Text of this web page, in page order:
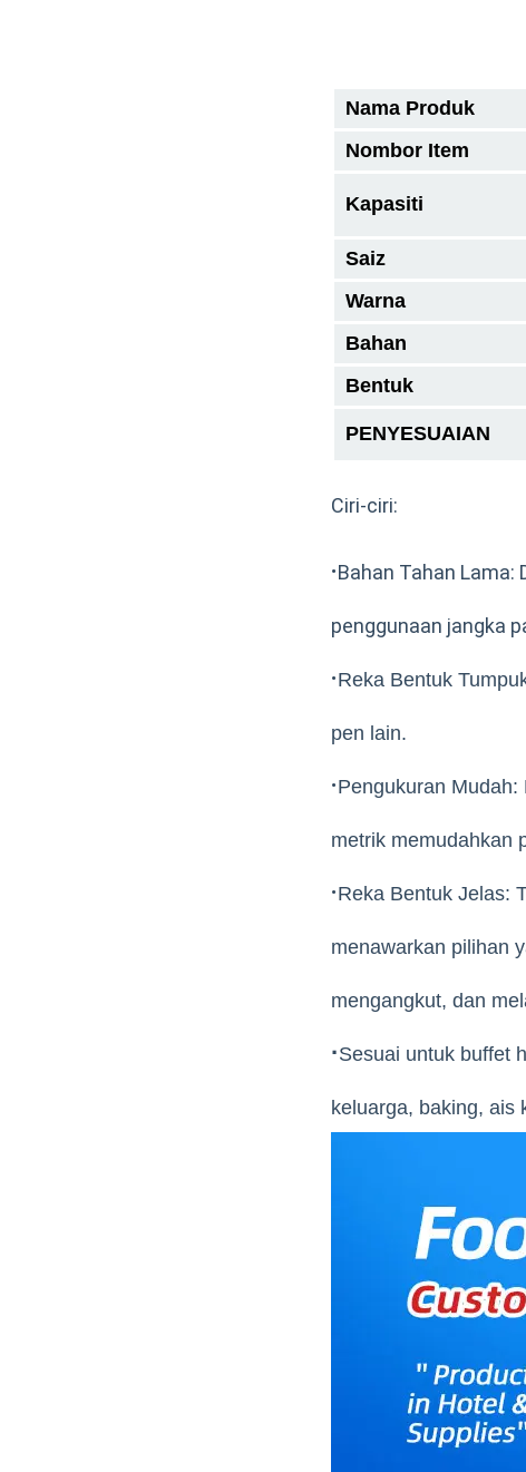
Nama Produk
Nombor Item
Kapasiti
Saiz
Warna
Bahan
Bentuk
PENYESUAIAN
Ciri-ciri:
·Bahan Tahan
penggunaan jangka
·Reka Bentuk
pen lain.
·Pengukuran
metrik memudahkan
·Reka Bentuk Jelas:
menawarkan pilihan
mengangkut, dan
·Sesuai untuk buffet
keluarga, baking, ais